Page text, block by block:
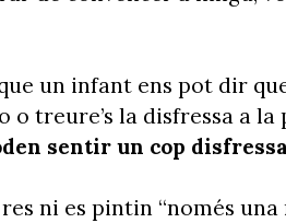
un infant ens pot dir
treure’s la disfressa a
sentir un cop
ni es pintin “només una